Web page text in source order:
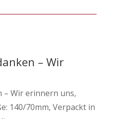
– Wir
– Wir erinnern uns,
140/70mm, Verpackt in